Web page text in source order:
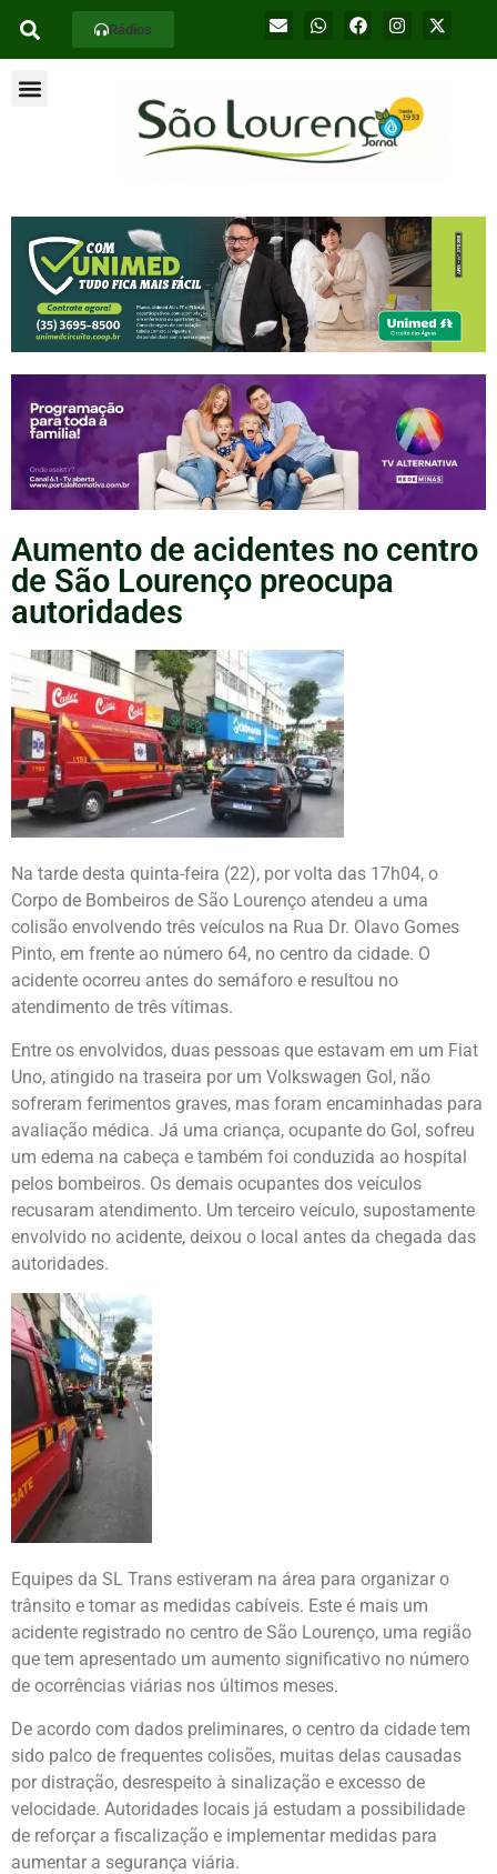
Rádios
Aumento de acidentes no centro
de São Lourenço preocupa
autoridades
Na tarde desta quinta-feira (22), por volta das 17h04, o
Corpo de Bombeiros de São Lourenço atendeu a uma
colisão envolvendo três veículos na Rua Dr. Olavo Gomes
Pinto, em frente ao número 64, no centro da cidade. O
acidente ocorreu antes do semáforo e resultou no
atendimento de três vítimas.
Entre os envolvidos, duas pessoas que estavam em um Fiat
Uno, atingido na traseira por um Volkswagen Gol, não
sofreram ferimentos graves, mas foram encaminhadas para
avaliação médica. Já uma criança, ocupante do Gol, sofreu
um edema na cabeça e também foi conduzida ao hospital
pelos bombeiros. Os demais ocupantes dos veículos
recusaram atendimento. Um terceiro veículo, supostamente
envolvido no acidente, deixou o local antes da chegada das
autoridades.
Equipes da SL Trans estiveram na área para organizar o
trânsito e tomar as medidas cabíveis. Este é mais um
acidente registrado no centro de São Lourenço, uma região
que tem apresentado um aumento significativo no número
de ocorrências viárias nos últimos meses.
De acordo com dados preliminares, o centro da cidade tem
sido palco de frequentes colisões, muitas delas causadas
por distração, desrespeito à sinalização e excesso de
velocidade. Autoridades locais já estudam a possibilidade
de reforçar a fiscalização e implementar medidas para
aumentar a segurança viária.